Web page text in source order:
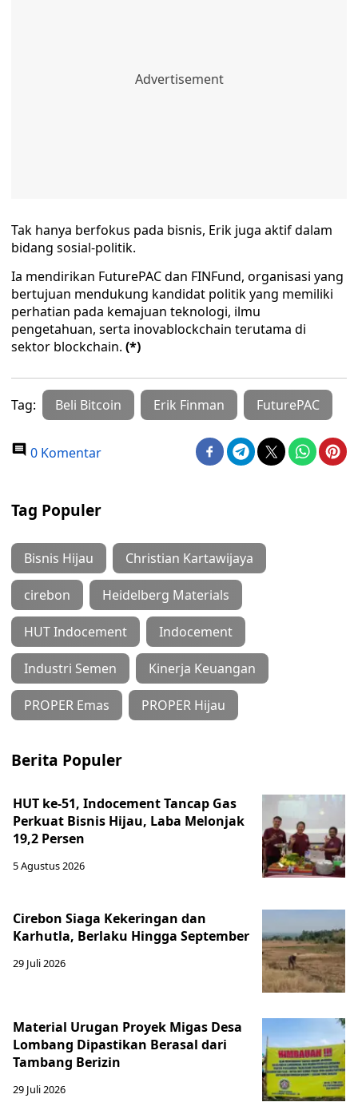
Tak hanya berfokus pada bisnis, Erik juga aktif dalam
bidang sosial-politik.
Ia mendirikan FuturePAC dan FINFund, organisasi yang
bertujuan mendukung kandidat politik yang memiliki
perhatian pada kemajuan teknologi, ilmu
pengetahuan, serta inovablockchain terutama di
sektor blockchain. (*)
Tag: Beli Bitcoin Erik Finman FuturePAC
0 Komentar
Tag Populer
Bisnis Hijau Christian Kartawijaya
cirebon Heidelberg Materials
HUT Indocement Indocement
Industri Semen Kinerja Keuangan
PROPER Emas PROPER Hijau
Berita Populer
HUT ke-51, Indocement Tancap Gas
Perkuat Bisnis Hijau, Laba Melonjak
19,2 Persen
5 Agustus 2026
Cirebon Siaga Kekeringan dan
Karhutla, Berlaku Hingga September
29 Juli 2026
Material Urugan Proyek Migas Desa
Lombang Dipastikan Berasal dari
Tambang Berizin
29 Juli 2026